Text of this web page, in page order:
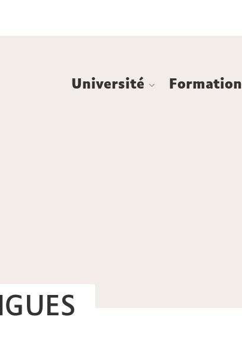
Université Formation